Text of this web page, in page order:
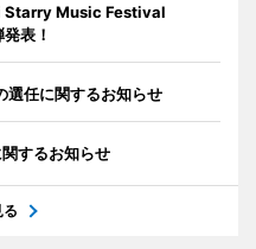
Starry Music Festival
表！
選任に関するお知らせ
するお知らせ
る